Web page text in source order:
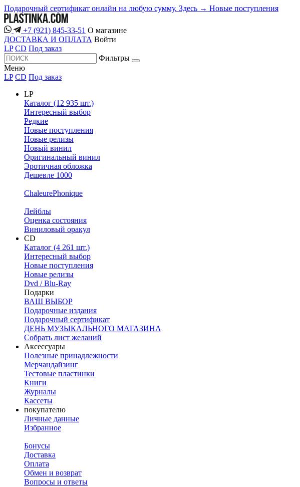
Подарочный сертификат онлайн на любую сумму. Здесь → Новые поступления
+7 (921) 845-33-51 О магазине
ДОСТАВКА И ОПЛАТА Войти
LP CD Под заказ
Фильтры
Меню
LP CD Под заказ
LP
Каталог (12 935 шт.)
Интересный выбор
Редкие
Новые поступления
Новые релизы
Новый винил
Оригинальный винил
Эротичная обложка
Дешевле 1000
ChaleurePhonique
Лейблы
Оценка состояния
Виниловый оракул
CD
Каталог (4 261 шт.)
Интересный выбор
Новые поступления
Новые релизы
Dvd / Blu-Ray
Подарки
ВАШ ВЫБОР
Подарочные издания
Подарочный сертификат
ДЕНЬ МУЗЫКАЛЬНОГО МАГАЗИНА
Собрать лист желаний
Аксессуары
Полезные принадлежности
Мерчандайзинг
Тестовые пластинки
Книги
Журналы
Кассеты
покупателю
Личные данные
Избранное
Бонусы
Доставка
Оплата
Обмен и возврат
Вопросы и ответы